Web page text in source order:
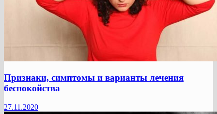
Признаки, симптомы и варианты лечения
беспокойства
27.11.2020